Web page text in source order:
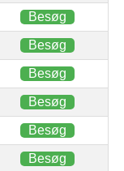
Besøg
Besøg
Besøg
Besøg
Besøg
Besøg